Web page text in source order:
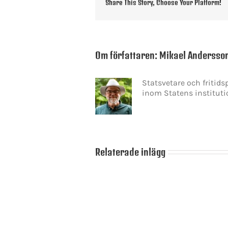
Share This Story, Choose Your Platform!
Om författaren: Mikael
Statsvetare och
inom Statens
Relaterade inlägg